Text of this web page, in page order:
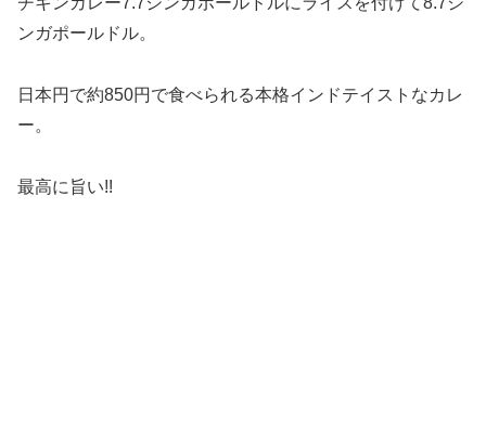
ンガポールドル。
日本円で約850円で食べられる本格インドテイストなカレ
ー。
最高に旨い!!